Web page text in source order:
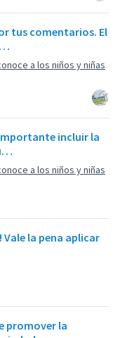
tus comentarios. El
a los niños y niñas
incluir la
a los niños y niñas
la pena aplicar
promover la